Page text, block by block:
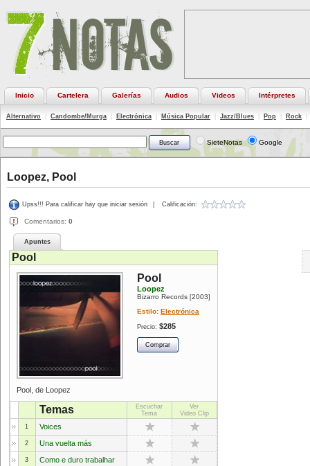
Inicio Cartelera Galerías Audios Videos Intérpretes
Alternativo Candombe/Murga Electrónica Música Popular Jazz/Blues Pop Rock
SieteNotas Google
Loopez, Pool
Upss!!! Para calificar hay que iniciar sesión Calificación:
Comentarios: 0
Apuntes
Pool
Pool
Loopez
Bizarro Records [2003]
Estilo: Electrónica
Precio: $285
Pool, de Loopez
Temas
Escuchar
Tema
Ver
Video Clip
1
Voices
2 Una vuelta más
3 Como e duro trabalhar